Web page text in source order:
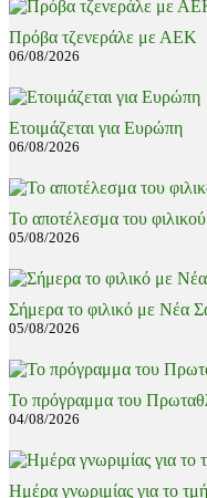
Πρόβα τζενεράλε με ΑΕΚ
06/08/2026
Ετοιμάζεται για Ευρώπη
06/08/2026
Το αποτέλεσμα του φιλικού
05/08/2026
Σήμερα το φιλικό με Νέα
05/08/2026
Το πρόγραμμα του
04/08/2026
Ημέρα γνωριμίας για το